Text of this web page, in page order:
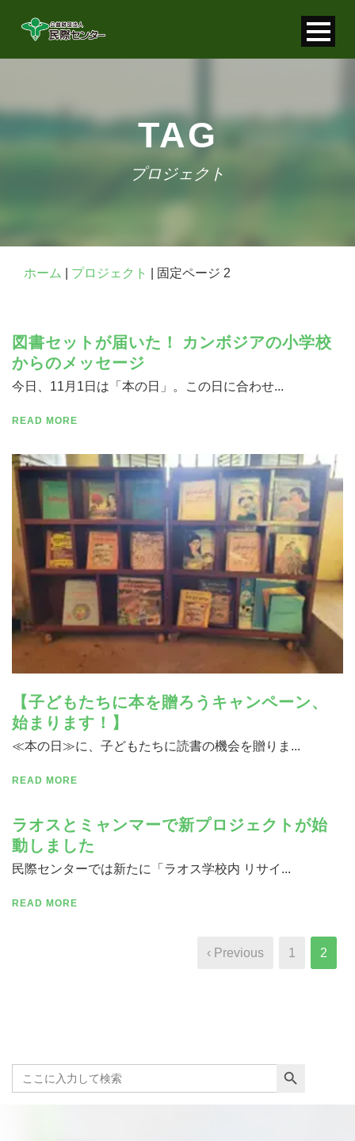
お問い合わせ
寄付する
TAG
プロジェクト
ホーム プロジェクト 固定ページ 2
図書セットが届いた！ カンボジアの小学校
からのメッセージ
今日、11月1日は「本の日」。この日に合わせ...
READ MORE
【子どもたちに本を贈ろうキャンペーン、
始まります！】
≪本の日≫に、子どもたちに読書の機会を贈りま...
READ MORE
ラオスとミャンマーで新プロジェクトが始
動しました
民際センターでは新たに「ラオス学校内 リサイ...
READ MORE
‹ Previous 1 2
Search
for:
Search Button